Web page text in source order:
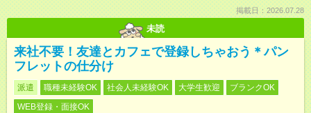
掲載日：2026.07.28
未読
来社不要！友達とカフェで登録しちゃおう＊パン
フレットの仕分け
派遣 職種未経験OK 社会人未経験OK 大学生歓迎
ブランクOK
WEB登録・面接OK